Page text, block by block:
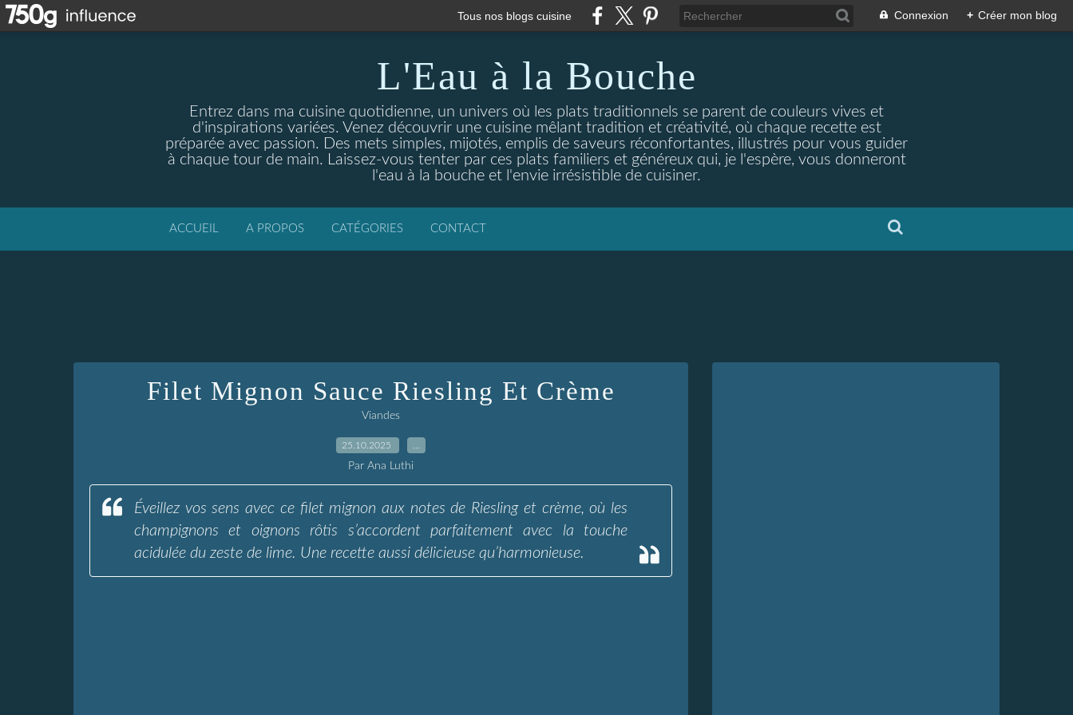
Tous nos blogs cuisine Connexion + Créer mon blog
L'Eau à la Bouche
Entrez dans ma cuisine quotidienne, un univers où les plats traditionnels se parent de couleurs vives et
d'inspirations variées. Venez découvrir une cuisine mêlant tradition et créativité, où chaque recette est
préparée avec passion. Des mets simples, mijotés, emplis de saveurs réconfortantes, illustrés pour vous guider
à chaque tour de main. Laissez-vous tenter par ces plats familiers et généreux qui, je l'espère, vous donneront
l'eau à la bouche et l'envie irrésistible de cuisiner.
ACCUEIL A PROPOS CATÉGORIES CONTACT
Filet Mignon Sauce Riesling Et Crème
Viandes
25.10.2025
Par Ana Luthi
Éveillez vos sens avec ce filet mignon aux notes de Riesling et crème, où les
champignons et oignons rôtis s’accordent parfaitement avec la touche
acidulée du zeste de lime. Une recette aussi délicieuse qu’harmonieuse.